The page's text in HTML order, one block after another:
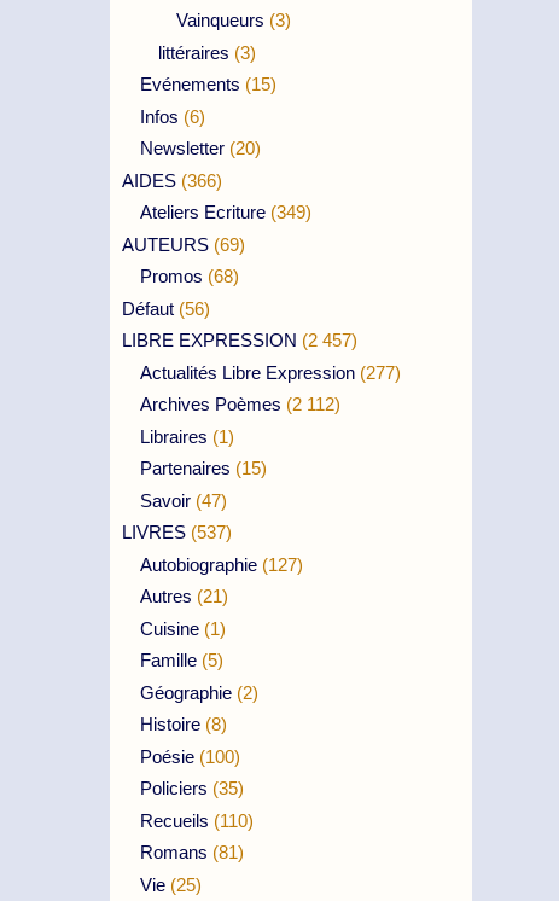
Vainqueurs (3)
littéraires (3)
Evénements (15)
Infos (6)
Newsletter (20)
AIDES (366)
Ateliers Ecriture (349)
AUTEURS (69)
Promos (68)
Défaut (56)
LIBRE EXPRESSION (2 457)
Actualités Libre Expression (277)
Archives Poèmes (2 112)
Libraires (1)
Partenaires (15)
Savoir (47)
LIVRES (537)
Autobiographie (127)
Autres (21)
Cuisine (1)
Famille (5)
Géographie (2)
Histoire (8)
Poésie (100)
Policiers (35)
Recueils (110)
Romans (81)
Vie (25)